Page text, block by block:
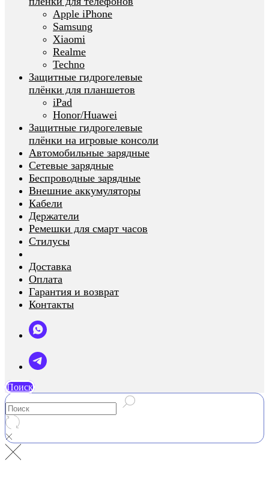
Apple iPhone
Samsung
Xiaomi
Realme
Techno
Защитные гидрогелевые
плёнки для планшетов
iPad
Honor/Huawei
Защитные гидрогелевые
плёнки на игровые консоли
Автомобильные зарядные
Сетевые зарядные
Беспроводные зарядные
Внешние аккумуляторы
Кабели
Держатели
Ремешки для смарт часов
Стилусы
Доставка
Оплата
Гарантия и возврат
Контакты
Поиск